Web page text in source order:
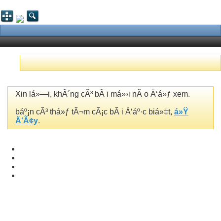
Xin lá»—i, khÃ´ng cÃ³ bÃ i má»›i nÃ o Ä‘á»ƒ xem.
báº¡n cÃ³ thá»ƒ tÃ¬m cÃ¡c bÃ i Ä‘áº·c biá»‡t, á»Ÿ
Ä‘Ã¢y.